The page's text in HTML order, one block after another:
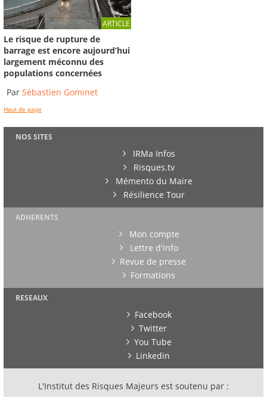
ARTICLE
Le risque de rupture de
barrage est encore aujourd’hui
largement méconnu des
populations concernées
Par Sébastien Gominet
Haut de page
NOS SITES
IRMa Infos
Risques.tv
Mémento du Maire
Résilience Tour
ADHERENTS
Mon compte
Lettre d'info
Revue de presse
Formations
RESEAUX
Facebook
Twitter
You Tube
Linkedin
L'Institut des Risques Majeurs est soutenu par :